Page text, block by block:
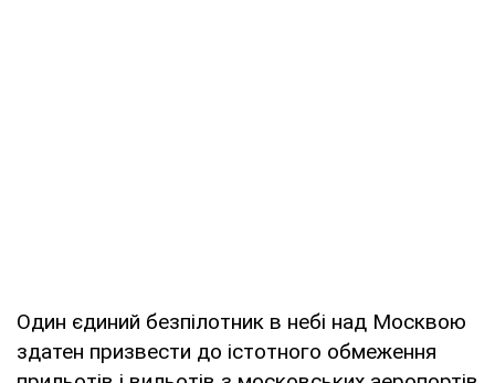
Один єдиний безпілотник в небі над Москвою
здатен призвести до істотного обмеження